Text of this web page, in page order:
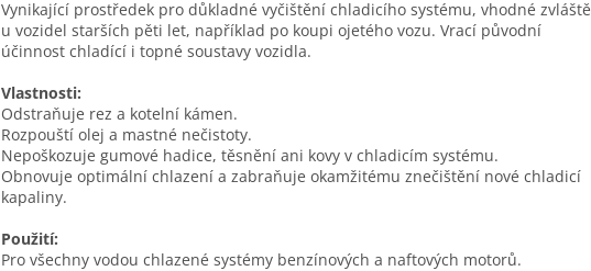
Vynikající prostředek pro důkladné vyčištění chladicího systému, vhodné zvláště
u vozidel starších pěti let, například po koupi ojetého vozu. Vrací původní
účinnost chladící i topné soustavy vozidla.
Vlastnosti:
Odstraňuje rez a kotelní kámen.
Rozpouští olej a mastné nečistoty.
Nepoškozuje gumové hadice, těsnění ani kovy v chladicím systému.
Obnovuje optimální chlazení a zabraňuje okamžitému znečištění nové chladicí
kapaliny.
Použití:
Pro všechny vodou chlazené systémy benzínových a naftových motorů.